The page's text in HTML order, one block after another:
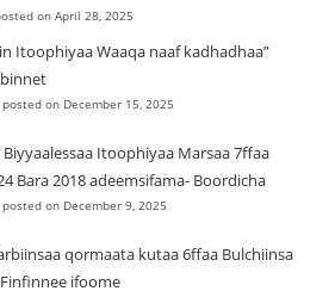
on April 28, 2025
Itoophiyaa Waaqa naaf kadhadhaa”
posted on December 15, 2025
Itoophiyaa Marsaa 7ffaa
Bara 2018 adeemsifama- Boordicha
posted on December 9, 2025
qormaata kutaa 6ffaa Bulchiinsa
ifoome